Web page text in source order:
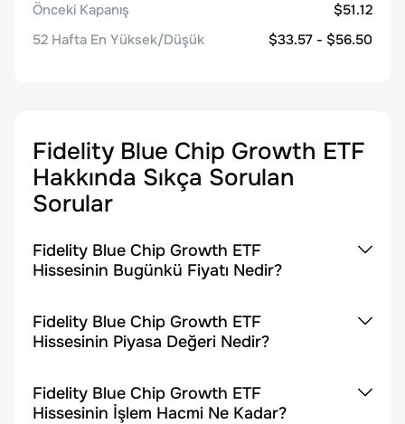
Önceki Kapanış
$51.12
52 Hafta En Yüksek/Düşük
$33.57 - $56.50
Fidelity Blue Chip Growth ETF
Hakkında Sıkça Sorulan
Sorular
Fidelity Blue Chip Growth ETF
Hissesinin Bugünkü Fiyatı Nedir?
Fidelity Blue Chip Growth ETF
Hissesinin Piyasa Değeri Nedir?
Fidelity Blue Chip Growth ETF
Hissesinin İşlem Hacmi Ne Kadar?